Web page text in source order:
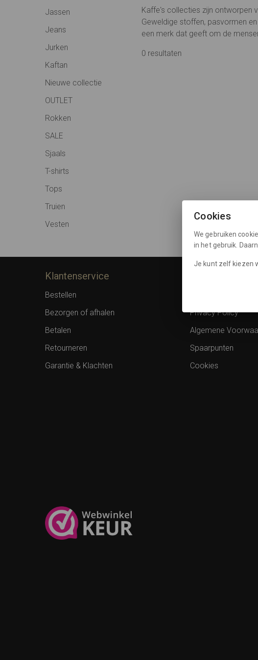
Jassen
Jeans
Jurken
Kaftan
Nieuwe collectie
OUTLET
Rokken
SALE
Sjaals
T-shirts
Tops
Truien
Vesten
Kaffe's collecties zijn ontworpen
Geweldige stoffen, pasvormen
een merk dat geeft om de
0 resultaten
Klantenservice
Bestellen
Bezorgen of afhalen
Betalen
Retourneren
Garantie & Klachten
Privacy Policy
Algemene
Spaarpunten
Cookies
Cookies
We gebruiken
in het gebruik.
Je kunt zelf kiezen